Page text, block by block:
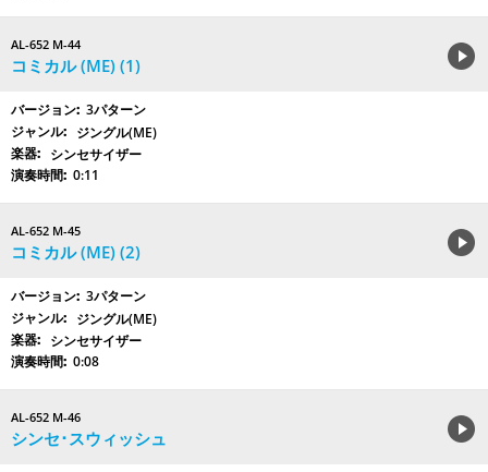
AL-652 M-44
コミカル (ME) (1)
3パターン
ジングル(ME)
シンセサイザー
0:11
AL-652 M-45
コミカル (ME) (2)
3パターン
ジングル(ME)
シンセサイザー
0:08
AL-652 M-46
シンセ･スウィッシュ